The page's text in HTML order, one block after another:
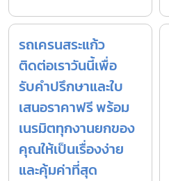
รถเครนสระแก้ว
ติดต่อเราวันนี้เพื่อ
รับคำปรึกษาและใบ
เสนอราคาฟรี พร้อม
เนรมิตทุกงานยกของ
คุณให้เป็นเรื่องง่าย
และคุ้มค่าที่สุด